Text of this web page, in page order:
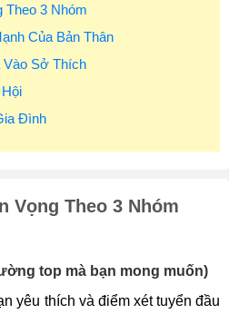
Theo 3 Nhóm
Của Bản Thân
Vào Sở Thích
Đình
Vọng Theo 3 Nhóm
top mà bạn mong muốn)
yêu thích và điểm xét tuyển đầu